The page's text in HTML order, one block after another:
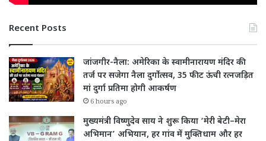
Recent Posts
जांजगीर-नैला: अमेरिका के स्वामीनारायण मंदिर की
तर्ज पर सजेगा नैला दुर्गोत्सव, 35 फीट ऊंची रत्नजड़ित
मां दुर्गा प्रतिमा होगी आकर्षण
6 hours ago
मुख्यमंत्री विष्णुदेव साय ने शुरू किया ‘मेरी बेटी–मेरा
अभिमान’ अभियान, हर गांव में मुक्तिधाम और हर